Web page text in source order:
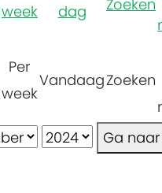
Per
week
VandaagZoeken
Ga